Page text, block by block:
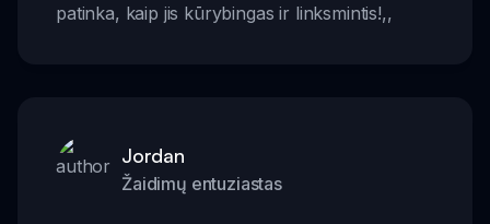
patinka, kaip jis kūrybingas ir linksmintis!,,
Jordan
Žaidimų entuziastas